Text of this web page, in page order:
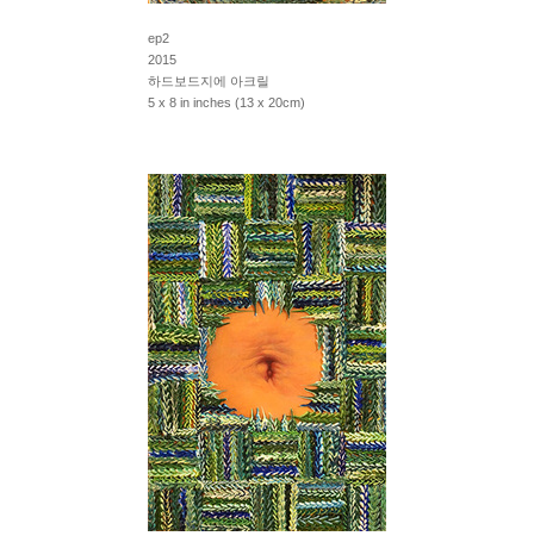
ep2
2015
하드보드지에 아크릴
5 x 8 in inches (13 x 20cm)